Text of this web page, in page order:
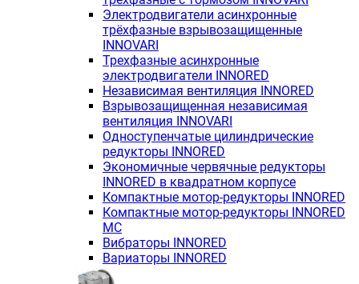
Электродвигатели асинхронные
трёхфазные взрывозащищенные
INNOVARI
Трехфазные асинхронные
электродвигатели INNORED
Независимая вентиляция INNORED
Взрывозащищенная независимая
вентиляция INNOVARI
Одноступенчатые цилиндрические
редукторы INNORED
Экономичные червячные редукторы
INNORED в квадратном корпусе
Компактные мотор-редукторы INNORED
Компактные мотор-редукторы INNORED
MC
Вибраторы INNORED
Вариаторы INNORED